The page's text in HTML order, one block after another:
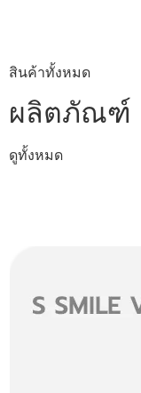
สินค้าทั้งหมด
ผลิตภัณฑ์
ดูทั้งหมด